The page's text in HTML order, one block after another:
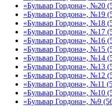
«Бульвар Гордона», №20
«Бульвар Гордона», №19
«Бульвар Гордона», №18
«Бульвар Гордона», №17
«Бульвар Гордона», №16
«Бульвар Гордона», №15
«Бульвар Гордона», №14
«Бульвар Гордона», №13
«Бульвар Гордона», №12
«Бульвар Гордона», №11
«Бульвар Гордона», №10
«Бульвар Гордона», №9